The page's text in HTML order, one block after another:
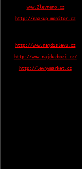
www.Zlevneno.cz
http://naakup.monitor.cz
http://www.najdislevu.cz
http://www.najduzbozi.cz/
http://levnymarket.cz